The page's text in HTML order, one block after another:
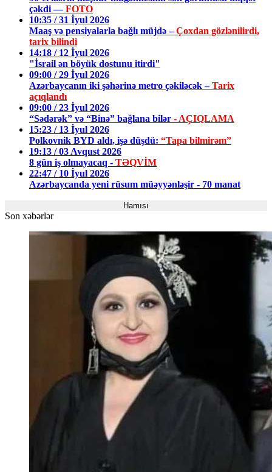
çəkdi —FOTO
10:35 / 31 İyul 2026
Maaş və pensiyalarla bağlı müjdə –Çoxdan gözlənilirdi,
tarix bilindi
14:18 / 12 İyul 2026
"İsrail ən böyük dostunu itirdi"
09:00 / 29 İyul 2026
Azərbaycanın iki şəhərinə metro çəkiləcək –Tarix
açıqlandı
09:00 / 23 İyul 2026
“Sədərək” və “Binə” bağlana bilər - AÇIQLAMA
15:23 / 13 İyul 2026
Polkovnik BYD aldı, işə düşdü: “Tapa bilmirəm”
19:13 / 03 Avqust 2026
8 gün iş olmayacaq - TƏQVİM
22:47 / 10 İyul 2026
Azərbaycanda yeni rüsum müəyyənləşir - 70 manat
Hamısı
Son xəbərlər